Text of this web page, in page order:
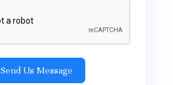
Send Us Message